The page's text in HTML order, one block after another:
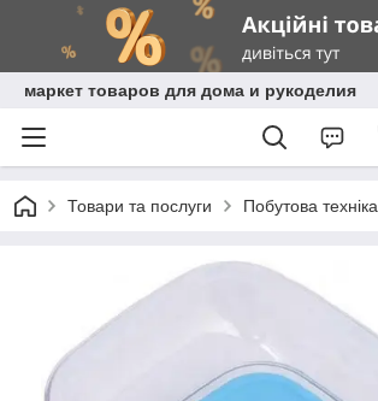
маркет товаров для дома и рукоделия
Товари та послуги Побутова техніка